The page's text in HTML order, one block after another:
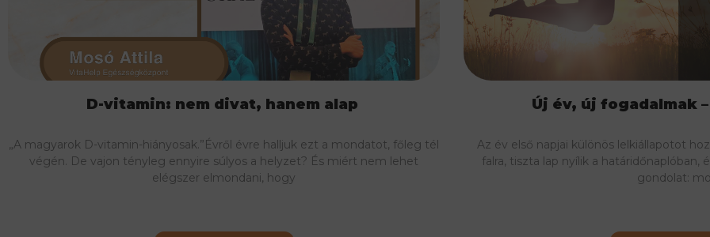
D-vitamin: nem divat, hanem alap
„A magyarok D-vitamin-hiányosak.”Évről évre halljuk ezt a mondatot, főleg tél
végén. De vajon tényleg ennyire súlyos a helyzet? És miért nem lehet
elégszer elmondani, hogy
Új év, új fogadalmak
Az év első napjai különös lelkiállapotot
falra, tiszta lap nyílik a
gondolat: